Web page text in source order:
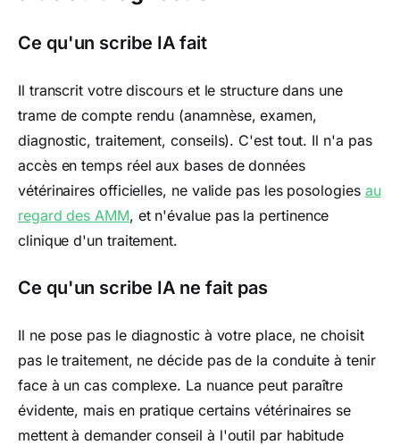
Ce qu'un scribe IA fait
Il transcrit votre discours et le structure dans une
trame de compte rendu (anamnèse, examen,
diagnostic, traitement, conseils). C'est tout. Il n'a pas
accès en temps réel aux bases de données
vétérinaires officielles, ne valide pas les posologies au
regard des AMM, et n'évalue pas la pertinence
clinique d'un traitement.
Ce qu'un scribe IA ne fait pas
Il ne pose pas le diagnostic à votre place, ne choisit
pas le traitement, ne décide pas de la conduite à tenir
face à un cas complexe. La nuance peut paraître
évidente, mais en pratique certains vétérinaires se
mettent à demander conseil à l'outil par habitude